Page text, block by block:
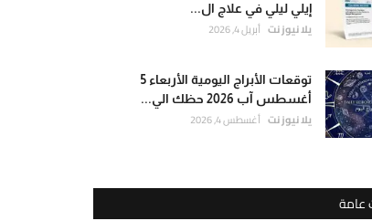
إيلي ليلي في علاج ال...
يلا نيوز نت أبريل 4, 2026
توقعات الأبراج اليومية الأربعاء 5
أغسطس آب 2026 حظك الي...
يلا نيوز نت أغسطس 4, 2026
عامة